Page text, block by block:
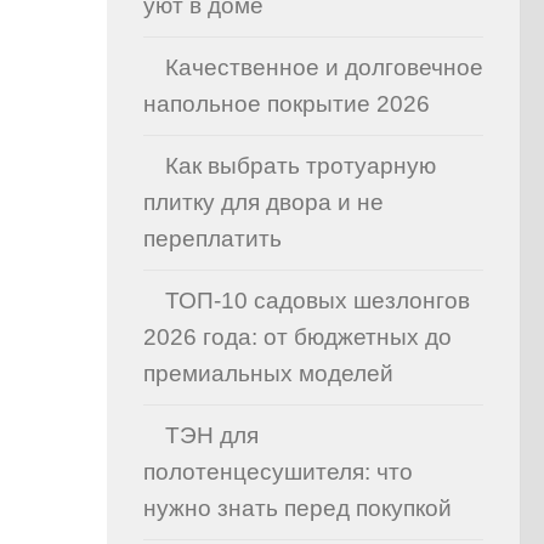
уют в доме
Качественное и долговечное
напольное покрытие 2026
Как выбрать тротуарную
плитку для двора и не
переплатить
ТОП-10 садовых шезлонгов
2026 года: от бюджетных до
премиальных моделей
ТЭН для
полотенцесушителя: что
нужно знать перед покупкой